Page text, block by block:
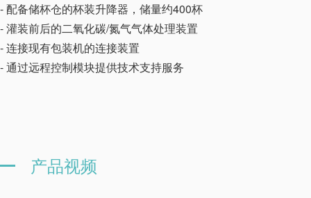
- 配备储杯仓的杯装升降器，储量约400杯
- 灌装前后的二氧化碳/氮气气体处理装置
- 连接现有包装机的连接装置
- 通过远程控制模块提供技术支持服务
产品视频